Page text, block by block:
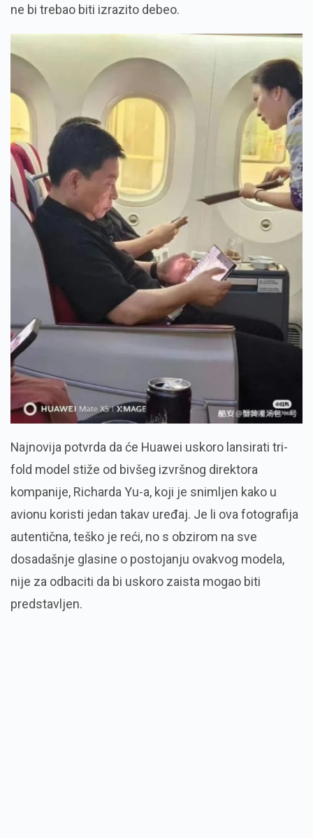
ne bi trebao biti izrazito debeo.
Najnovija potvrda da će Huawei uskoro lansirati tri-
fold model stiže od bivšeg izvršnog direktora
kompanije, Richarda Yu-a, koji je snimljen kako u
avionu koristi jedan takav uređaj. Je li ova fotografija
autentična, teško je reći, no s obzirom na sve
dosadašnje glasine o postojanju ovakvog modela,
nije za odbaciti da bi uskoro zaista mogao biti
predstavljen.